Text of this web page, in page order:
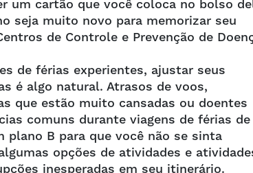
um cartão que você coloca no bolso
seja muito novo para memorizar seu
de Controle e Prevenção de
de férias experientes, ajustar seus
é algo natural. Atrasos de voos,
que estão muito cansadas ou doentes
comuns durante viagens de férias de
plano B para que você não se sinta
opções de atividades e
inesperadas em seu itinerário.